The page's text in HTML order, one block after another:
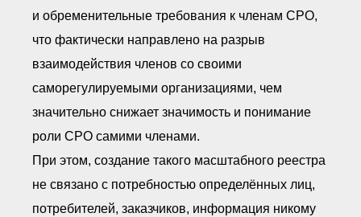
и обременительные требования к членам СРО,
что фактически направлено на разрыв
взаимодействия членов со своими
саморегулируемыми организациями, чем
значительно снижает значимость и понимание
роли СРО самими членами.
При этом, создание такого масштабного реестра
не связано с потребностью определённых лиц,
потребителей, заказчиков, информация никому